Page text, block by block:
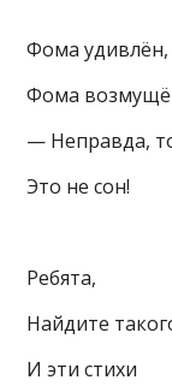
Фома удивлён,
Фома
— Неправда,
Это не сон!
Ребята,
Найдите
И эти стихи